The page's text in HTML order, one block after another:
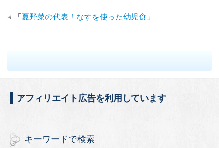
o
「 夏野菜の代表！なすを使った幼児食 」
アフィリエイト広告を利用しています
キーワードで検索